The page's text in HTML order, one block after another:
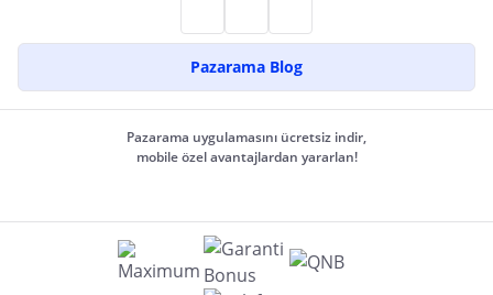
Pazarama Blog
Pazarama uygulamasını ücretsiz indir,
mobile özel avantajlardan yararlan!